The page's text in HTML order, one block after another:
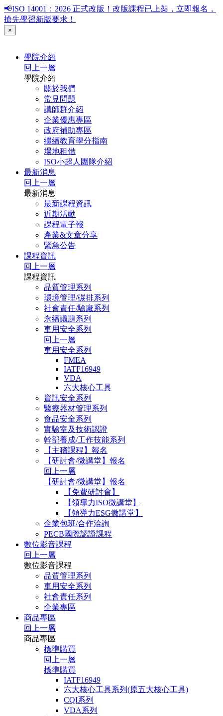
📢ISO 14001：2026 正式改版！改版課程已上架，立即報名，
搶先學習新版要求！
×
學院介紹
回上一層
學院介紹
關於我們
常見問題
講師群介紹
企業優惠專區
政府補助專區
繼續教育學分指南
場地租借
ISO小超人團隊介紹
最新消息
回上一層
最新消息
最新課程資訊
近期活動
課程電子報
產業&文章分享
緊急公告
課程資訊
回上一層
課程資訊
品質管理系列
環境管理/碳排系列
社會責任/驗廠系列
永續議題系列
車用安全系列
回上一層
車用安全系列
FMEA
IATF16949
VDA
六大核心工具
資訊安全系列
醫療器材管理系列
食品安全系列
實驗室及技術認證
幹部養成/工作技能系列
【主稽課程】報名
【研討會/微講堂】報名
回上一層
【研討會/微講堂】報名
【免費研討會】
【領導力ISO微講堂】
【領導力ESG微講堂】
企業包班/合作洽詢
PECB國際認證課程
數位影音課程
回上一層
數位影音課程
品質管理系列
車用安全系列
社會責任系列
企業專區
商品專區
回上一層
商品專區
標準購買
回上一層
標準購買
IATF16949
六大核心工具系列(原五大核心工具)
CQI系列
VDA系列